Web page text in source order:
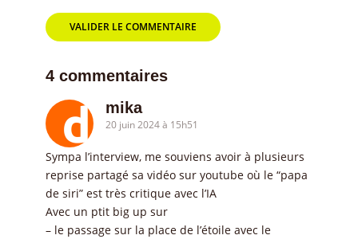
4 commentaires
mika
20 juin 2024 à 15h51
Sympa l’interview, me souviens avoir à plusieurs
reprise partagé sa vidéo sur youtube où le “papa
de siri” est très critique avec l’IA
Avec un ptit big up sur
– le passage sur la place de l’étoile avec le